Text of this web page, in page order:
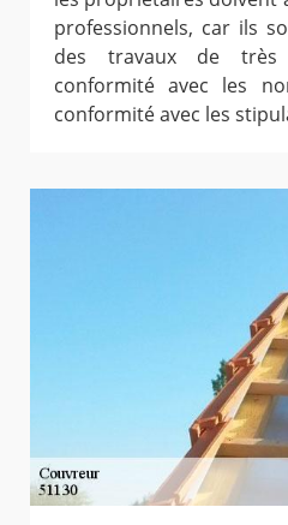
professionnels, car ils
des travaux de
conformité avec les
conformité avec les